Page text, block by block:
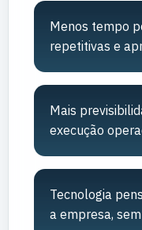
Menos tempo
repetitivas e
Mais
execução
Tecnologia
a empresa,